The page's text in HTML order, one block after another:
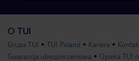
O TUI
Grupa TUI TUI Poland Kariera
Gwarancja ubezpieczeniowa
Opieka TUI